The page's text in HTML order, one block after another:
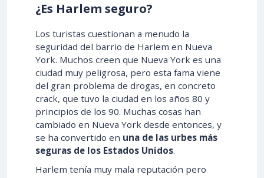
¿Es Harlem seguro?
Los turistas cuestionan a menudo la
seguridad del barrio de Harlem en Nueva
York. Muchos creen que Nueva York es una
ciudad muy peligrosa, pero esta fama viene
del gran problema de drogas, en concreto
crack, que tuvo la ciudad en los años 80 y
principios de los 90. Muchas cosas han
cambiado en Nueva York desde entonces, y
se ha convertido en una de las urbes más
seguras de los Estados Unidos.
Harlem tenía muy mala reputación pero